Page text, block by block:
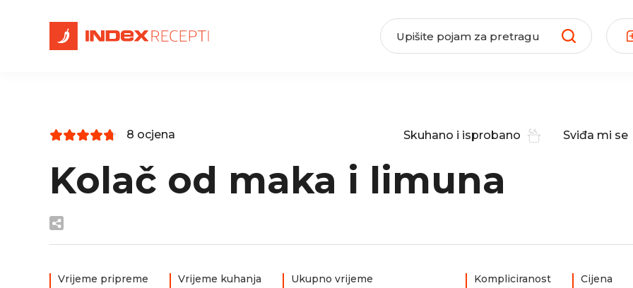
8 ocjena Skuhano i isprobano Sviđa mi se
Kolač od maka i limuna
Vrijeme pripreme
Vrijeme kuhanja
Ukupno vrijeme
Kompliciranost Cijena